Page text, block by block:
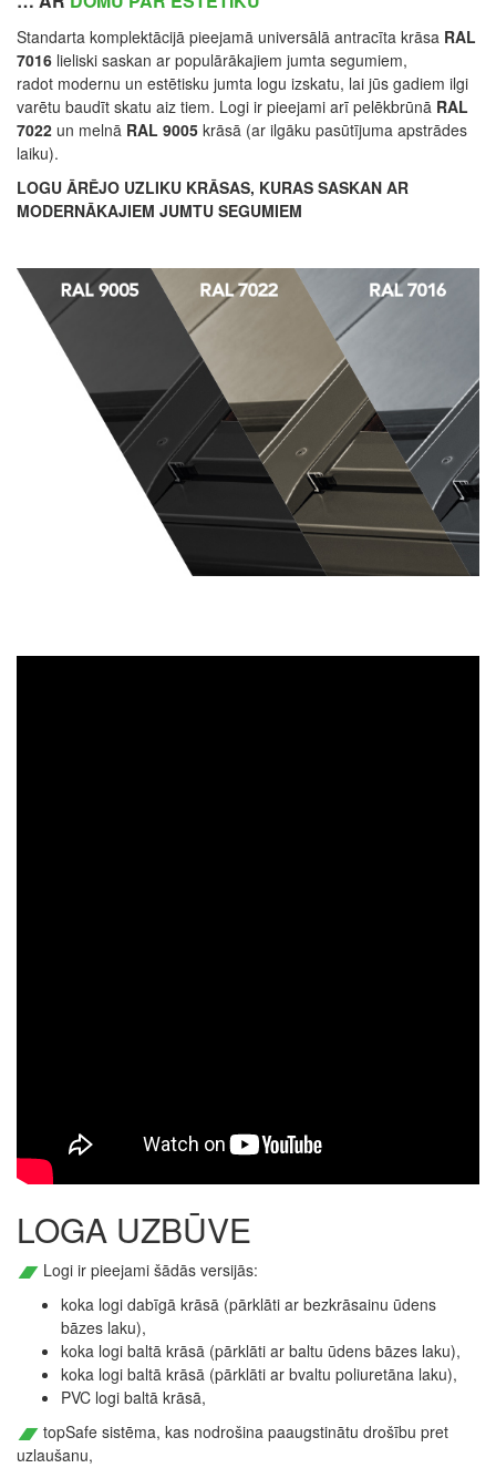
Standarta komplektācijā pieejamā universālā antracīta krāsa RAL
7016 lieliski saskan ar populārākajiem jumta segumiem,
radot modernu un estētisku jumta logu izskatu, lai jūs gadiem ilgi
varētu baudīt skatu aiz tiem. Logi ir pieejami arī pelēkbrūnā RAL
7022 un melnā RAL 9005 krāsā (ar ilgāku pasūtījuma apstrādes
laiku).
LOGU ĀRĒJO UZLIKU KRĀSAS, KURAS SASKAN AR
MODERNĀKAJIEM JUMTU SEGUMIEM
LOGA UZBŪVE
Logi ir pieejami šādās versijās:
koka logi dabīgā krāsā (pārklāti ar bezkrāsainu ūdens
bāzes laku),
koka logi baltā krāsā (pārklāti ar baltu ūdens bāzes laku),
koka logi baltā krāsā (pārklāti ar bvaltu poliuretāna laku),
PVC logi baltā krāsā,
topSafe sistēma, kas nodrošina paaugstinātu drošību pret
uzlaušanu,